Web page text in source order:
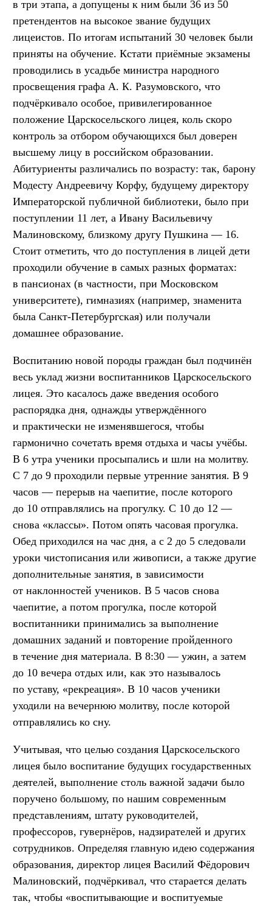
в три этапа, а допущены к ним были 36 из 50
претендентов на высокое звание будущих
лицеистов. По итогам испытаний 30 человек были
приняты на обучение. Кстати приёмные экзамены
проводились в усадьбе министра народного
просвещения графа А. К. Разумовского, что
подчёркивало особое, привилегированное
положение Царскосельского лицея, коль скоро
контроль за отбором обучающихся был доверен
высшему лицу в российском образовании.
Абитуриенты различались по возрасту: так, барону
Модесту Андреевичу Корфу, будущему директору
Императорской публичной библиотеки, было при
поступлении 11 лет, а Ивану Васильевичу
Малиновскому, близкому другу Пушкина — 16.
Стоит отметить, что до поступления в лицей дети
проходили обучение в самых разных форматах:
в пансионах (в частности, при Московском
университете), гимназиях (например, знаменита
была Санкт-Петербургская) или получали
домашнее образование.
Воспитанию новой породы граждан был подчинён
весь уклад жизни воспитанников Царскосельского
лицея. Это касалось даже введения особого
распорядка дня, однажды утверждённого
и практически не изменявшегося, чтобы
гармонично сочетать время отдыха и часы учёбы.
В 6 утра ученики просыпались и шли на молитву.
С 7 до 9 проходили первые утренние занятия. В 9
часов — перерыв на чаепитие, после которого
до 10 отправлялись на прогулку. С 10 до 12 —
снова «классы». Потом опять часовая прогулка.
Обед приходился на час дня, а с 2 до 5 следовали
уроки чистописания или живописи, а также другие
дополнительные занятия, в зависимости
от наклонностей учеников. В 5 часов снова
чаепитие, а потом прогулка, после которой
воспитанники принимались за выполнение
домашних заданий и повторение пройденного
в течение дня материала. В 8:30 — ужин, а затем
до 10 вечера отдых или, как это называлось
по уставу, «рекреация». В 10 часов ученики
уходили на вечернюю молитву, после которой
отправлялись ко сну.
Учитывая, что целью создания Царскосельского
лицея было воспитание будущих государственных
деятелей, выполнение столь важной задачи было
поручено большому, по нашим современным
представлениям, штату руководителей,
профессоров, гувернёров, надзирателей и других
сотрудников. Определяя главную идею содержания
образования, директор лицея Василий Фёдорович
Малиновский, подчёркивал, что старается делать
так, чтобы «воспитывающие и воспитуемые